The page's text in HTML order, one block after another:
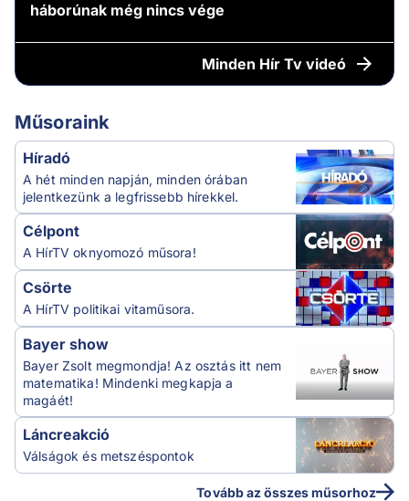
háborúnak még nincs vége
Minden Hír Tv videó
Műsoraink
Híradó
A hét minden napján, minden órában
jelentkezünk a legfrissebb hírekkel.
Célpont
A HírTV oknyomozó műsora!
Csörte
A HírTV politikai vitaműsora.
Bayer show
Bayer Zsolt megmondja! Az osztás itt nem
matematika! Mindenki megkapja a
magáét!
Láncreakció
Válságok és metszéspontok
Tovább az összes műsorhoz